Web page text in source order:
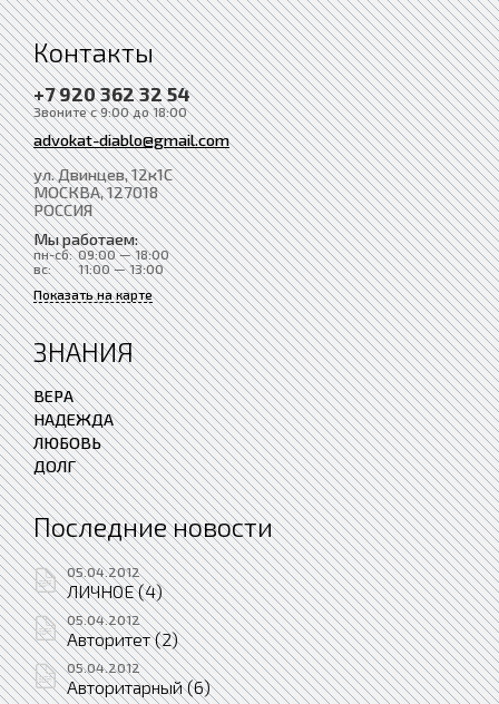
Контакты
+7 920 362 32 54
Звоните с 9:00 до 18:00
advokat-diablo@gmail.com
ул. Двинцев, 12к1С
МОСКВА, 127018
РОССИЯ
Мы работаем:
пн-сб: 09:00 — 18:00
вс:
11:00 — 13:00
Показать на карте
ЗНАНИЯ
ВЕРА
НАДЕЖДА
ЛЮБОВЬ
ДОЛГ
Последние новости
05.04.2012
ЛИЧНОЕ (4)
05.04.2012
Авторитет (2)
05.04.2012
Авторитарный (6)